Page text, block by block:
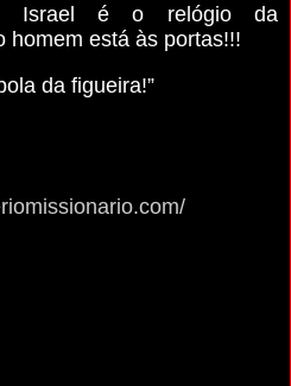
Israel é o relógio da
homem está às portas!!!
da figueira!”